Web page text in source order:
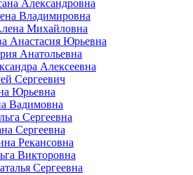
Александровна
Владимировна
Михайловна
Анастасия Юрьевна
Анатольевна
Алексеевна
Сергеевич
Юрьевна
Вадимовна
Сергеевна
Сергеевна
Рекансовна
Викторовна
Сергеевна